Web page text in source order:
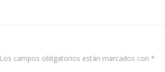
Los campos obligatorios están marcados con *